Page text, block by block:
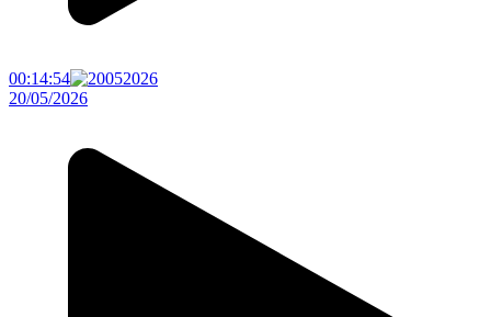
00:14:54
20/05/2026